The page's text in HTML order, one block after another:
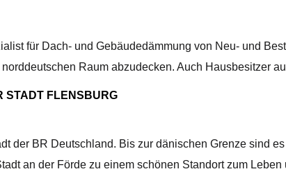
für Dach- und Gebäudedämmung von Neu- und
Raum abzudecken. Auch Hausbesitzer
STADT FLENSBURG
der BR Deutschland. Bis zur dänischen Grenze sind
an der Förde zu einem schönen Standort zum Leben